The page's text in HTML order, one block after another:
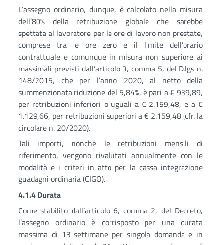
L’assegno ordinario, dunque, è calcolato nella misura
dell’80% della retribuzione globale che sarebbe
spettata al lavoratore per le ore di lavoro non prestate,
comprese tra le ore zero e il limite dell’orario
contrattuale e comunque in misura non superiore ai
massimali previsti dall’articolo 3, comma 5, del D.lgs n.
148/2015, che per l’anno 2020, al netto della
summenzionata riduzione del 5,84%, è pari a € 939,89,
per retribuzioni inferiori o uguali a € 2.159,48, e a €
1.129,66, per retribuzioni superiori a € 2.159,48 (cfr. la
circolare n. 20/2020).
Tali importi, nonché le retribuzioni mensili di
riferimento, vengono rivalutati annualmente con le
modalità e i criteri in atto per la cassa integrazione
guadagni ordinaria (CIGO).
4.1.4 Durata
Come stabilito dall’articolo 6, comma 2, del Decreto,
l’assegno ordinario è corrisposto per una durata
massima di 13 settimane per singola domanda e in